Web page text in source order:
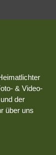
& Video-
der
über uns